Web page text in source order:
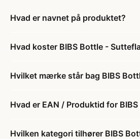
Hvad er navnet på produktet?
Hvad koster BIBS Bottle -
Hvilket mærke står bag BIBS
Hvad er EAN / Produktid for
Hvilken kategori tilhører BIBS